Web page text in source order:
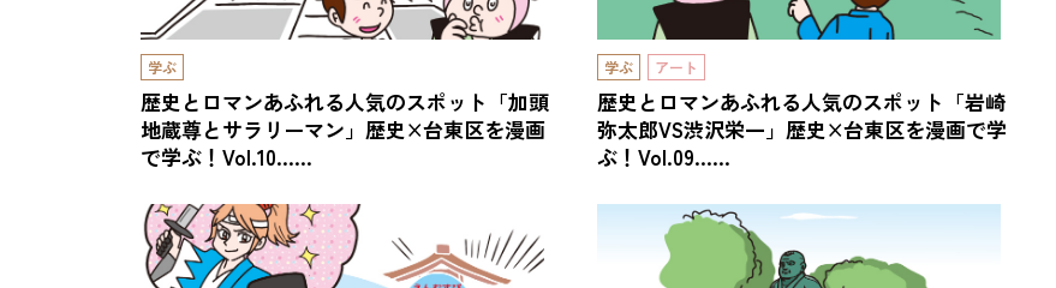
学ぶ
歴史とロマンあふれる人気のスポット「加頭
地蔵尊とサラリーマン」歴史×台東区を漫画
で学ぶ！Vol.10……
学ぶ アート
歴史とロマンあふれる人気のスポット「岩崎
弥太郎VS渋沢栄一」歴史×台東区を漫画で学
ぶ！Vol.09……